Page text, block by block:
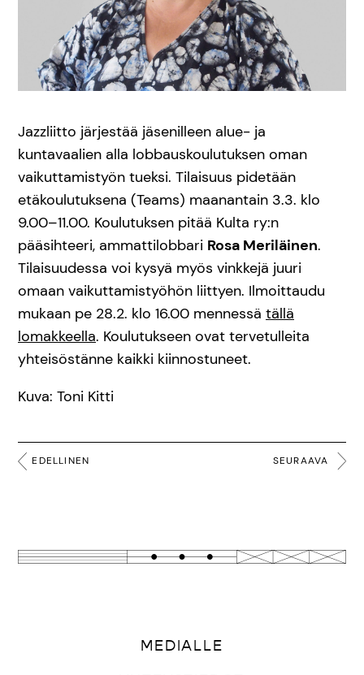
Jazzliitto järjestää jäsenilleen alue- ja
kuntavaalien alla lobbauskoulutuksen oman
vaikuttamistyön tueksi. Tilaisuus pidetään
etäkoulutuksena (Teams) maanantain 3.3. klo
9.00–11.00. Koulutuksen pitää Kulta ry:n
pääsihteeri, ammattilobbari Rosa Meriläinen.
Tilaisuudessa voi kysyä myös vinkkejä juuri
omaan vaikuttamistyöhön liittyen. Ilmoittaudu
mukaan pe 28.2. klo 16.00 mennessä tällä
lomakkeella. Koulutukseen ovat tervetulleita
yhteisöstänne kaikki kiinnostuneet.
Kuva: Toni Kitti
EDELLINEN SEURAAVA
MEDIALLE